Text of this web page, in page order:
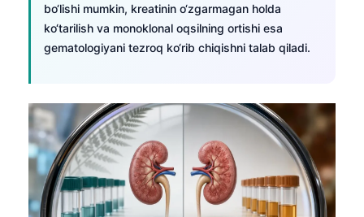
bo‘lishi mumkin, kreatinin o‘zgarmagan holda
ko‘tarilish va monoklonal oqsilning ortishi esa
gematologiyani tezroq ko‘rib chiqishni talab qiladi.
Русский
Lietuvių kalba
Polski
한국어
Shqip
বাংলা